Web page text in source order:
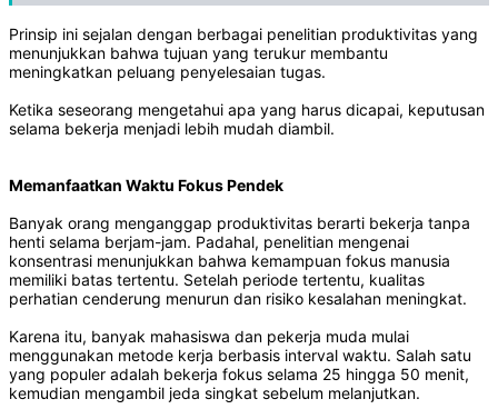
Prinsip ini sejalan dengan berbagai penelitian produktivitas yang
menunjukkan bahwa tujuan yang terukur membantu
meningkatkan peluang penyelesaian tugas.
Ketika seseorang mengetahui apa yang harus dicapai, keputusan
selama bekerja menjadi lebih mudah diambil.
Memanfaatkan Waktu Fokus Pendek
Banyak orang menganggap produktivitas berarti bekerja tanpa
henti selama berjam-jam. Padahal, penelitian mengenai
konsentrasi menunjukkan bahwa kemampuan fokus manusia
memiliki batas tertentu. Setelah periode tertentu, kualitas
perhatian cenderung menurun dan risiko kesalahan meningkat.
Karena itu, banyak mahasiswa dan pekerja muda mulai
menggunakan metode kerja berbasis interval waktu. Salah satu
yang populer adalah bekerja fokus selama 25 hingga 50 menit,
kemudian mengambil jeda singkat sebelum melanjutkan.